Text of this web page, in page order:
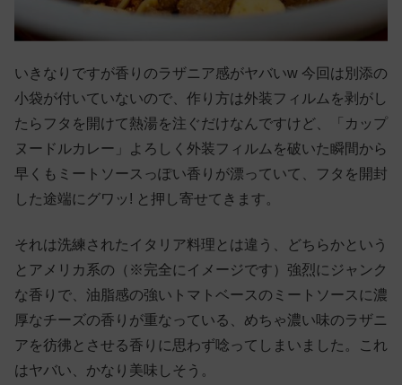
いきなりですが香りのラザニア感がヤバいw 今回は別添の
小袋が付いていないので、作り方は外装フィルムを剥がし
たらフタを開けて熱湯を注ぐだけなんですけど、「カップ
ヌードルカレー」よろしく外装フィルムを破いた瞬間から
早くもミートソースっぽい香りが漂っていて、フタを開封
した途端にグワッ! と押し寄せてきます。
それは洗練されたイタリア料理とは違う、どちらかという
とアメリカ系の（※完全にイメージです）強烈にジャンク
な香りで、油脂感の強いトマトベースのミートソースに濃
厚なチーズの香りが重なっている、めちゃ濃い味のラザニ
アを彷彿とさせる香りに思わず唸ってしまいました。これ
はヤバい、かなり美味しそう。